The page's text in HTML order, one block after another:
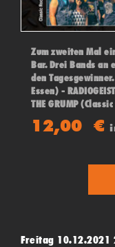
Zum zweiten Mal
Bar. Drei Bands an
den Tagesgewinner.
Essen) -
THE GRUMP
12,00€
Freitag 10.12.2021